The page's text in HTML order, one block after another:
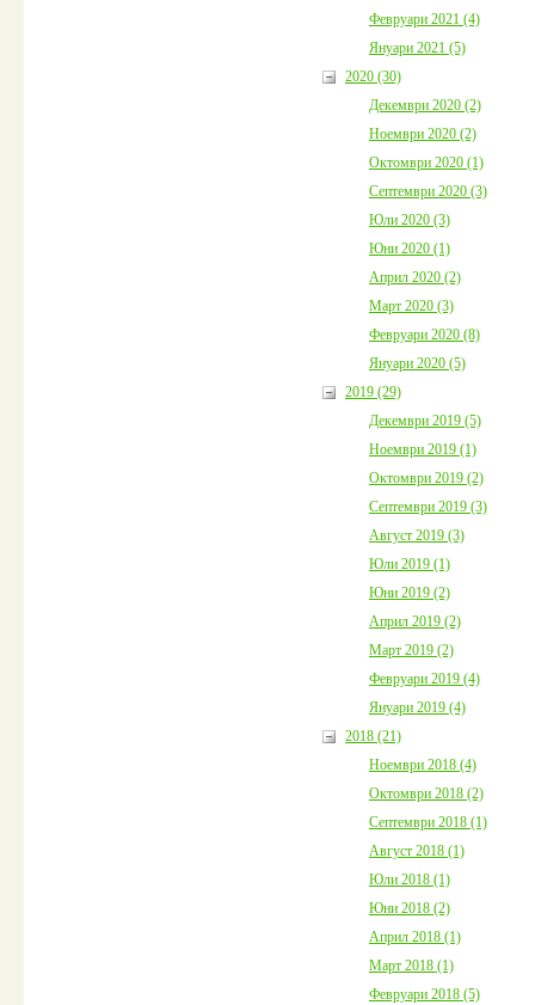
Февруари 2021 (4)
Януари 2021 (5)
2020 (30)
Декември 2020 (2)
Ноември 2020 (2)
Октомври 2020 (1)
Септември 2020 (3)
Юли 2020 (3)
Юни 2020 (1)
Април 2020 (2)
Март 2020 (3)
Февруари 2020 (8)
Януари 2020 (5)
2019 (29)
Декември 2019 (5)
Ноември 2019 (1)
Октомври 2019 (2)
Септември 2019 (3)
Август 2019 (3)
Юли 2019 (1)
Юни 2019 (2)
Април 2019 (2)
Март 2019 (2)
Февруари 2019 (4)
Януари 2019 (4)
2018 (21)
Ноември 2018 (4)
Октомври 2018 (2)
Септември 2018 (1)
Август 2018 (1)
Юли 2018 (1)
Юни 2018 (2)
Април 2018 (1)
Март 2018 (1)
Февруари 2018 (5)